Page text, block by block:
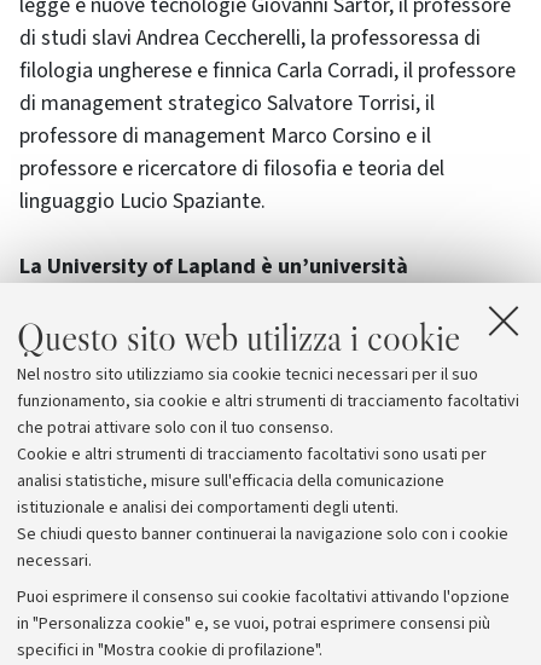
Questo sito web utilizza i cookie
Nel nostro sito utilizziamo sia cookie tecnici necessari per il suo
funzionamento, sia cookie e altri strumenti di tracciamento facoltativi
che potrai attivare solo con il tuo consenso.
Cookie e altri strumenti di tracciamento facoltativi sono usati per
analisi statistiche, misure sull'efficacia della comunicazione
istituzionale e analisi dei comportamenti degli utenti.
Se chiudi questo banner continuerai la navigazione solo con i cookie
necessari.
Puoi esprimere il consenso sui cookie facoltativi attivando l'opzione
in "Personalizza cookie" e, se vuoi, potrai esprimere consensi più
specifici in "Mostra cookie di profilazione".
di studi slavi Andrea Ceccherelli, la professoressa di
filologia ungherese e finnica Carla Corradi, il professore
di management strategico Salvatore Torrisi, il
professore di management Marco Corsino e il
professore e ricercatore di filosofia e teoria del
linguaggio Lucio Spaziante.
La University of Lapland è un’università
esperienza fanno riferimento agli affari artici e
alla ricerca sul turismo.Durante l’incontro i
rappresentanti hanno presentato le reciproche
università, nell’ottica di una futura collaborazione.
Archivio
Comunicati stampa